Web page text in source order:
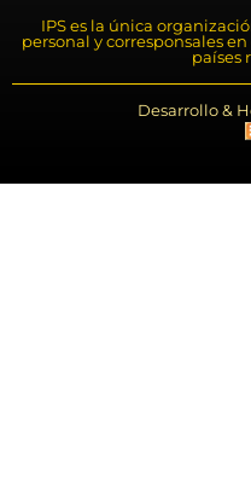
IPS es la única
personal y corresponsales
países
Desarrollo &